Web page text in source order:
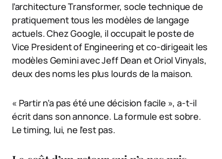
l’architecture Transformer, socle technique de
pratiquement tous les modèles de langage
actuels. Chez Google, il occupait le poste de
Vice President of Engineering et co-dirigeait les
modèles Gemini avec Jeff Dean et Oriol Vinyals,
deux des noms les plus lourds de la maison.
« Partir n’a pas été une décision facile », a-t-il
écrit dans son annonce. La formule est sobre.
Le timing, lui, ne l’est pas.